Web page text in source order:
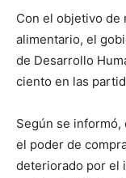
Con el objetivo de
alimentario, el
de Desarrollo
ciento en las
Según se informó,
el poder de
deteriorado por el